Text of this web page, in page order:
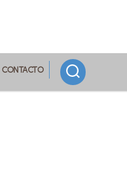
CONTACTO